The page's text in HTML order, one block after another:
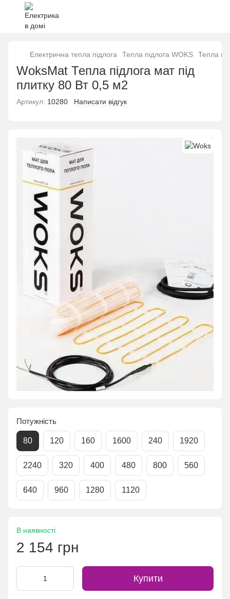
Електрична тепла підлога Тепла підлога WOKS Тепла
WoksMat Тепла підлога мат під
плитку 80 Вт 0,5 м2
Артикул: 10280 Написати відгук
Потужність
80 120 160 1600 240 1920
2240 320 400 480 800 560
640 960 1280 1120
В наявності
2 154 грн
Купити